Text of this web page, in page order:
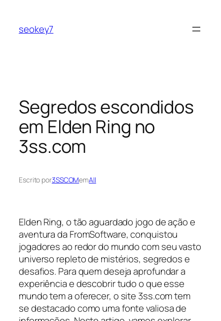
seokey7
Segredos escondidos
em Elden Ring no
3ss.com
Escrito por3SSCOMemAll
Elden Ring, o tão aguardado jogo de ação e
aventura da FromSoftware, conquistou
jogadores ao redor do mundo com seu vasto
universo repleto de mistérios, segredos e
desafios. Para quem deseja aprofundar a
experiência e descobrir tudo o que esse
mundo tem a oferecer, o site 3ss.com tem
se destacado como uma fonte valiosa de